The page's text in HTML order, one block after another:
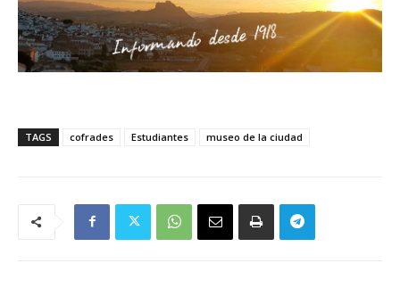
TAGS cofrades Estudiantes museo de la ciudad